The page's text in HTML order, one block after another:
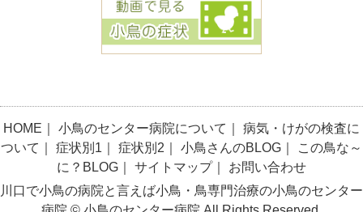
HOME 小鳥のセンター病院について
病気・けがの検査に
ついて
症状別1 症状別2 小鳥さんのBLOG
この鳥な～
に？BLOG
サイトマップ｜
お問い合わせ
川口で小鳥の病院と言えば小鳥・鳥専門治療の小鳥のセンター